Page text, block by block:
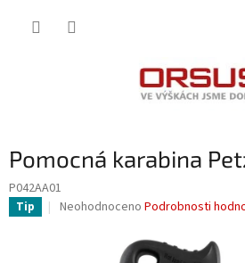
Pomocná karabina
P042AA01
Tip
Průměrné
Neohodnoceno Podrobnosti